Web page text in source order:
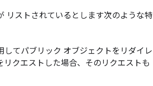
リストされているとします次のような特
してパブリック オブジェクトをリダイレ
クエストした場合、そのリクエストも